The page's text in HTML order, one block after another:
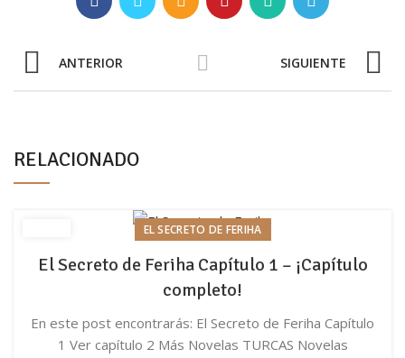
ANTERIOR SIGUIENTE
RELACIONADO
EL SECRETO DE FERIHA
El Secreto de Feriha Capítulo 1 – ¡Capítulo
completo!
En este post encontrarás: El Secreto de Feriha Capítulo
1 Ver capítulo 2 Más Novelas TURCAS Novelas